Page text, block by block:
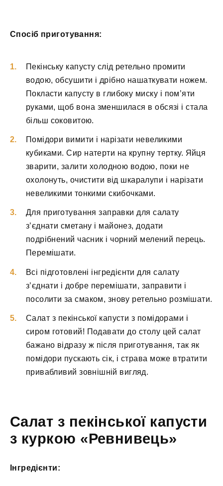
Спосіб приготування:
Пекінську капусту слід ретельно промити
водою, обсушити і дрібно нашаткувати ножем.
Покласти капусту в глибоку миску і пом’яти
руками, щоб вона зменшилася в обсязі і стала
більш соковитою.
Помідори вимити і нарізати невеликими
кубиками. Сир натерти на крупну тертку. Яйця
зварити, залити холодною водою, поки не
охолонуть, очистити від шкаралупи і нарізати
невеликими тонкими скибочками.
Для приготування заправки для салату
з’єднати сметану і майонез, додати
подрібнений часник і чорний мелений перець.
Перемішати.
Всі підготовлені інгредієнти для салату
з’єднати і добре перемішати, заправити і
посолити за смаком, знову ретельно розмішати.
Салат з пекінської капусти з помідорами і
сиром готовий! Подавати до столу цей салат
бажано відразу ж після приготування, так як
помідори пускають сік, і страва може втратити
привабливий зовнішній вигляд.
Салат з пекінської капусти
з куркою «Ревнивець»
Інгредієнти: